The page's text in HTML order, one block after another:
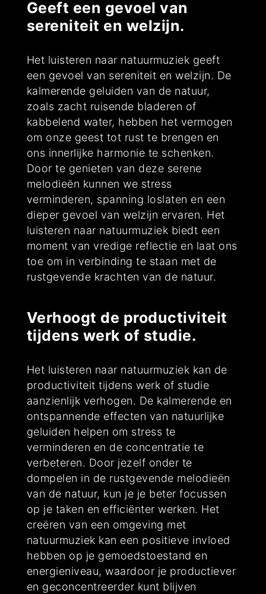
Geeft een gevoel van
sereniteit en welzijn.
Het luisteren naar natuurmuziek geeft
een gevoel van sereniteit en welzijn. De
kalmerende geluiden van de natuur,
zoals zacht ruisende bladeren of
kabbelend water, hebben het vermogen
om onze geest tot rust te brengen en
ons innerlijke harmonie te schenken.
Door te genieten van deze serene
melodieën kunnen we stress
verminderen, spanning loslaten en een
dieper gevoel van welzijn ervaren. Het
luisteren naar natuurmuziek biedt een
moment van vredige reflectie en laat ons
toe om in verbinding te staan met de
rustgevende krachten van de natuur.
Verhoogt de productiviteit
tijdens werk of studie.
Het luisteren naar natuurmuziek kan de
productiviteit tijdens werk of studie
aanzienlijk verhogen. De kalmerende en
ontspannende effecten van natuurlijke
geluiden helpen om stress te
verminderen en de concentratie te
verbeteren. Door jezelf onder te
dompelen in de rustgevende melodieën
van de natuur, kun je je beter focussen
op je taken en efficiënter werken. Het
creëren van een omgeving met
natuurmuziek kan een positieve invloed
hebben op je gemoedstoestand en
energieniveau, waardoor je productiever
en geconcentreerder kunt blijven